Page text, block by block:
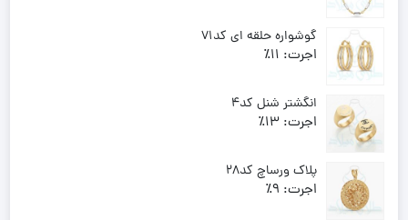
158,600,000 تومان –
158,160,000 گوشواره حلقه ای کد71
اجرت: 11٪
53,420,000 تومانانگشتر شنل کد4
اجرت: 13٪
68,260,000 تومان – پلاک ورساچ کد28
اجرت: 9٪